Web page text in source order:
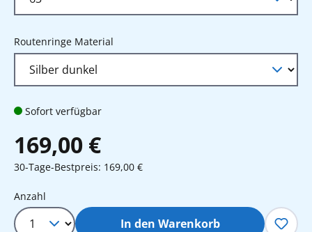
Routenringe Material
Sofort verfügbar
169,00 €
30-Tage-Bestpreis: 169,00 €
Produkt Anzahl: Gib den
Anzahl
In den Warenkorb